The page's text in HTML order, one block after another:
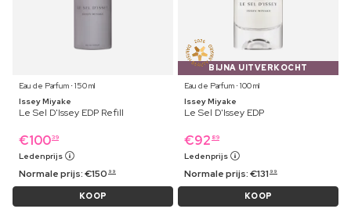
Eau de Parfum ⋅ 150 ml
Issey Miyake
Le Sel D'Issey EDP Refill
€10039
Ledenprijs
Normale prijs:€150 99
KOOP
BIJNA UITVERKOCHT
Eau de Parfum ⋅ 100 ml
Issey Miyake
Le Sel D'Issey EDP
€92 89
Ledenprijs
Normale prijs:€131 99
KOOP